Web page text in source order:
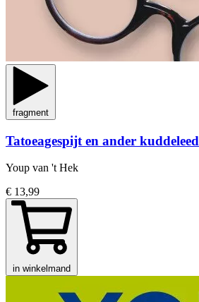
fragment
Tatoeagespijt en ander kuddeleed
Youp van 't Hek
€ 13,99
in winkelmand